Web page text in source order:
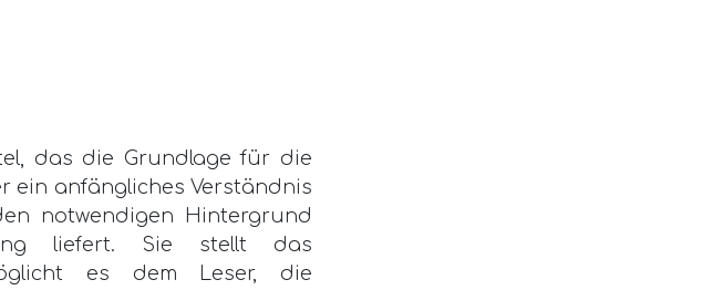
das die Grundlage für die
ein anfängliches Verständnis
notwendigen Hintergrund
liefert. Sie stellt das
es dem Leser, die